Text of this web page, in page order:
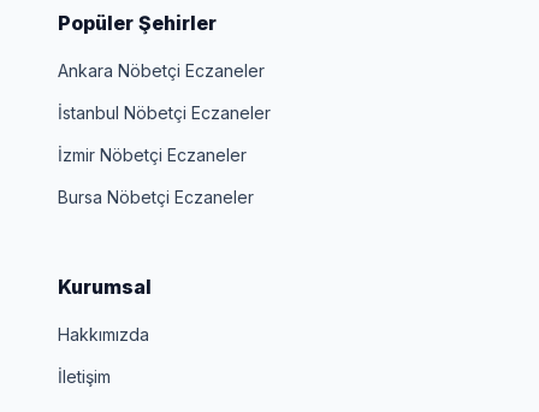
Popüler Şehirler
Ankara Nöbetçi Eczaneler
İstanbul Nöbetçi Eczaneler
İzmir Nöbetçi Eczaneler
Bursa Nöbetçi Eczaneler
Kurumsal
Hakkımızda
İletişim